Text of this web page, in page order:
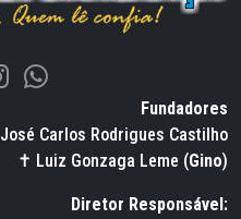
Fundadores
José Carlos Rodrigues Castilho
✝ Luiz Gonzaga Leme (Gino)
Diretor Responsável: